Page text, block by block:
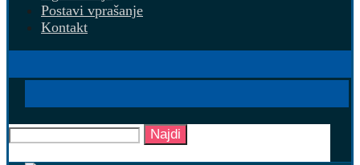
Postavi vprašanje
Kontakt
Najdi